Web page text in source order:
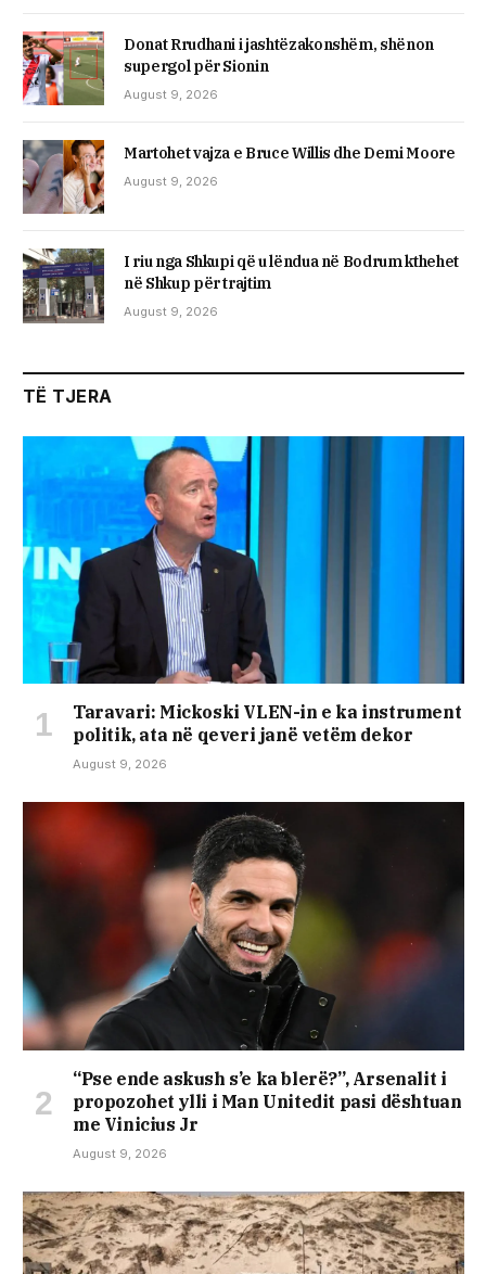
Donat Rrudhani i jashtëzakonshëm, shënon
supergol për Sionin
August 9, 2026
Martohet vajza e Bruce Willis dhe Demi Moore
August 9, 2026
I riu nga Shkupi që u lëndua në Bodrum kthehet
në Shkup për trajtim
August 9, 2026
TË TJERA
Taravari: Mickoski VLEN-in e ka instrument
politik, ata në qeveri janë vetëm dekor
August 9, 2026
“Pse ende askush s’e ka blerë?”, Arsenalit i
propozohet ylli i Man Unitedit pasi dështuan
me Vinicius Jr
August 9, 2026